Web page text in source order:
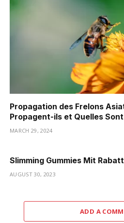
Propagation des Frelons
Propagent-ils et Quelles
MARCH 29, 2024
Slimming Gummies Mit
AUGUST 30, 2023
ADD A